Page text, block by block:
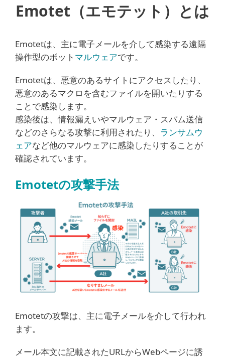
Emotet（エモテット）とは
Emotetは、主に電子メールを介して感染する遠隔
操作型のボット マルウェアです。
Emotetは、悪意のあるサイトにアクセスしたり、
悪意のあるマクロを含むファイルを開いたりする
ことで感染します。
感染後は、情報漏えいやマルウェア・スパム送信
などのさらなる攻撃に利用されたり、 ランサムウ
ェアなど他のマルウェアに感染したりすることが
確認されています。
Emotetの攻撃手法
Emotetの攻撃は、主に電子メールを介して行われ
ます。
メール本文に記載されたURLからWebページに誘